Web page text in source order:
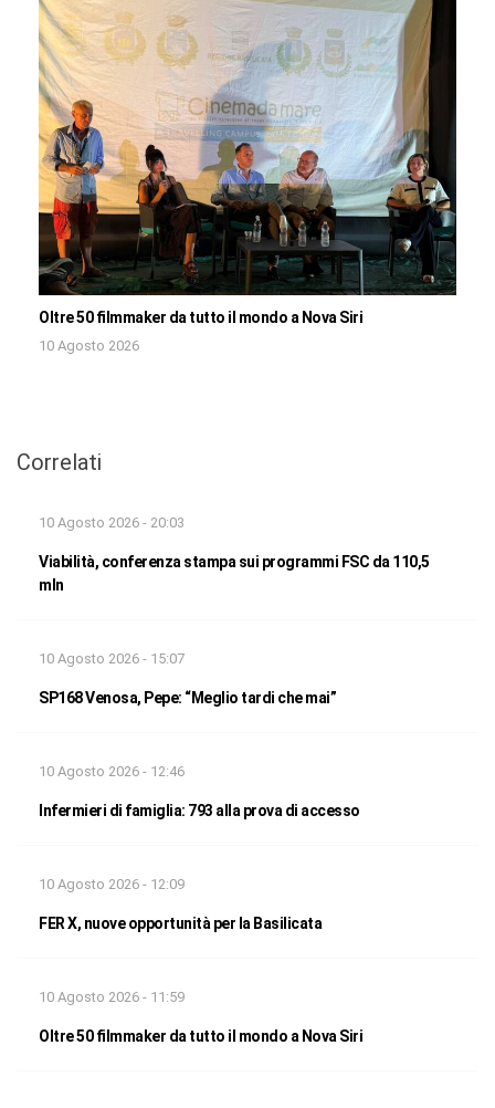
Oltre 50 filmmaker da tutto il mondo a Nova Siri
10 Agosto 2026
Correlati
10 Agosto 2026 - 20:03
Viabilità, conferenza stampa sui programmi FSC da 110,5
mln
10 Agosto 2026 - 15:07
SP168 Venosa, Pepe: “Meglio tardi che mai”
10 Agosto 2026 - 12:46
Infermieri di famiglia: 793 alla prova di accesso
10 Agosto 2026 - 12:09
FER X, nuove opportunità per la Basilicata
10 Agosto 2026 - 11:59
Oltre 50 filmmaker da tutto il mondo a Nova Siri